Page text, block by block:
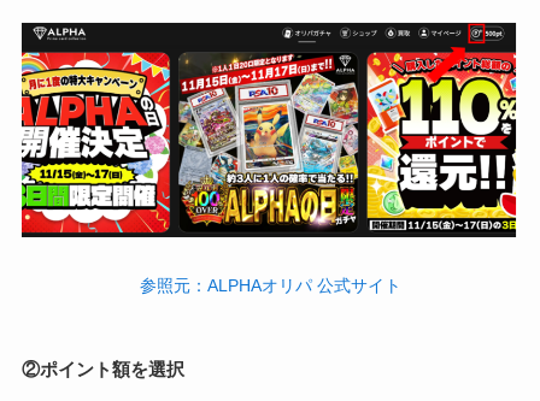
参照元：ALPHAオリパ 公式サイト
②ポイント額を選択